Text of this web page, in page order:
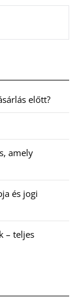
előtt?
amely
és jogi
– teljes